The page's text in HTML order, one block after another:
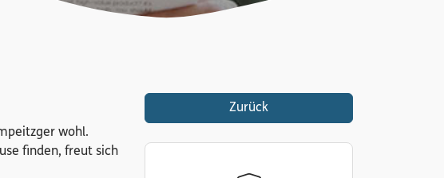
wohl.
finden, freut sich
Zurück